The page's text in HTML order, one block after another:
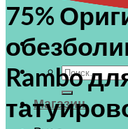
Искать:
Магазин
75%
Rambo